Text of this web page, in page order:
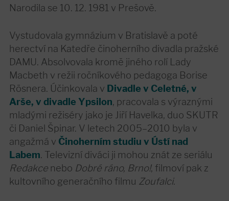
Narodila se 10. 12. 1981 v Prešově.
Vystudovala gymnázium v Bratislavě a poté
herectví na Katedře činoherního divadla pražské
DAMU. Absolvovala kromě jiného rolí Lady
Macbeth v režii ročníkového pedagoga Borise
Rösnera. Účinkovala v Divadle v Celetné, v
Arše, v divadle Ypsilon, pracovala s výraznými
mladými režiséry jako je Jiří Havelka, duo SKUTR
či Daniel Špinar. V letech 2005–2010 byla v
angažmá v Činoherním studiu v Ústí nad
Labem. Televizní diváci ji mohou znát ze seriálu
Redakce nebo Dobré ráno, Brno!, filmoví pak z
kultovního generačního filmu Zoufalci.